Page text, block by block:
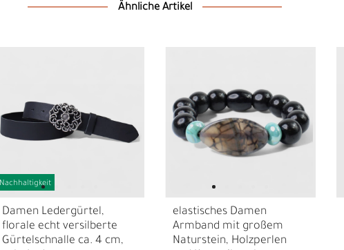
Ä
Ähnliche Artikel
Nachhaltigkeit
Damen Ledergürtel,
florale echt versilberte
Gürtelschnalle ca. 4 cm,
elastisches Damen
Armband mit großem
Naturstein, Holzperlen